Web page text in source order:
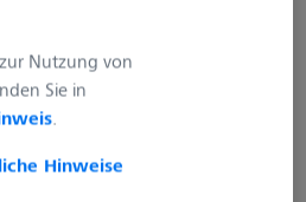
1-3 Tage
In den Warenkorb
Nutzung von
Sie in
.
Hinweise